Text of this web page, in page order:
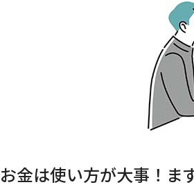
お金は使い方が大事！ま